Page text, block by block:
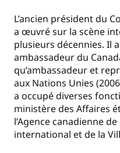
L’ancien président du
a œuvré sur la scène
plusieurs décennies. Il
ambassadeur du
qu’ambassadeur et
aux Nations Unies
a occupé diverses
ministère des Affaires
l’Agence canadienne
international et de la